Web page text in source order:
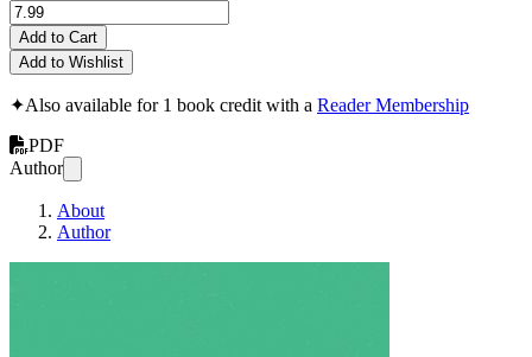
Add to Cart
Add to Wishlist
✦Also available for 1 book credit with a Reader Membership
PDF
Author
About
Author